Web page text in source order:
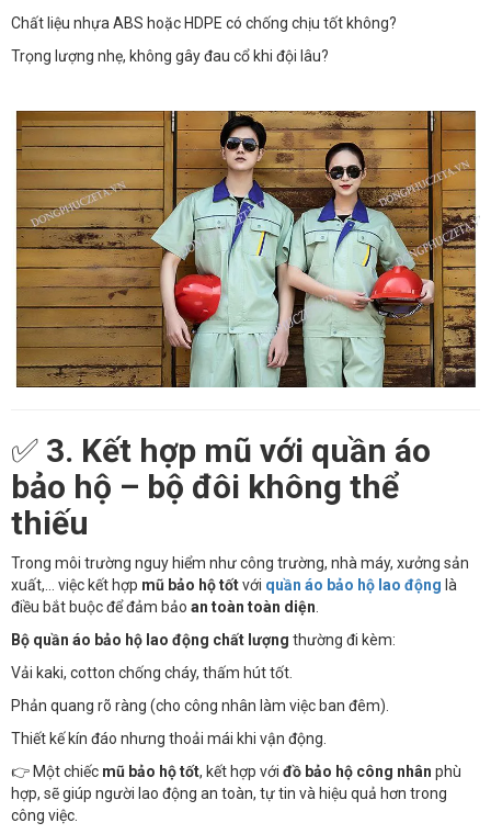
Chất liệu nhựa ABS hoặc HDPE có chống chịu tốt không?
Trọng lượng nhẹ, không gây đau cổ khi đội lâu?
✅ 3. Kết hợp mũ với quần áo
bảo hộ – bộ đôi không thể
thiếu
Trong môi trường nguy hiểm như công trường, nhà máy, xưởng sản
xuất,… việc kết hợp mũ bảo hộ tốtvới quần áo bảo hộ lao động là
điều bắt buộc để đảm bảo an toàn toàn diện
Bộ quần áo bảo hộ lao động chất lượng thường đi kèm:
Vải kaki, cotton chống cháy, thấm hút tốt.
Phản quang rõ ràng (cho công nhân làm việc ban đêm).
Thiết kế kín đáo nhưng thoải mái khi vận động.
👉 Một chiếc mũ bảo hộ tốt, kết hợp với đồ bảo hộ công nhân phù
hợp, sẽ giúp người lao động an toàn, tự tin và hiệu quả hơn trong
công việc.